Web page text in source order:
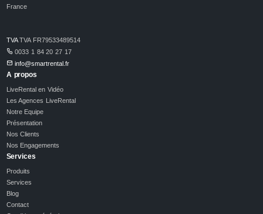
France
TVATVA FR79533489514
0033 1 84 20 27 17
info@smartrental.fr
A propos
LiveRental en Vidéo
Les Agences LiveRental
Notre Equipe
Présentation
Nos Clients
Nos Engagements
Services
Produits
Services
Blog
Contact